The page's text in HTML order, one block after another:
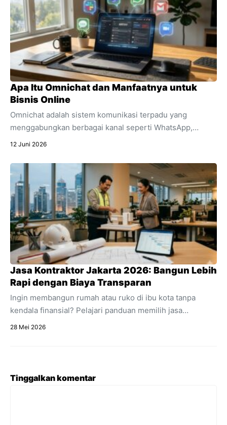
Apa Itu Omnichat dan Manfaatnya untuk
Bisnis Online
Omnichat adalah sistem komunikasi terpadu yang
menggabungkan berbagai kanal seperti WhatsApp,
Instagram, dan live chat ke dalam satu dashboard.
perbedaannya dengan multichannel, dan manfaat
utamanya untuk efisiensi bisnis online Anda.
12 Juni 2026
Jasa Kontraktor Jakarta 2026: Bangun Lebih
Rapi dengan Biaya Transparan
Ingin membangun rumah atau ruko di ibu kota tanpa
kendala finansial? Pelajari panduan memilih jasa
kontraktor Jakarta dengan estimasi RAB transparan dan
28 Mei 2026
Tinggalkan komentar